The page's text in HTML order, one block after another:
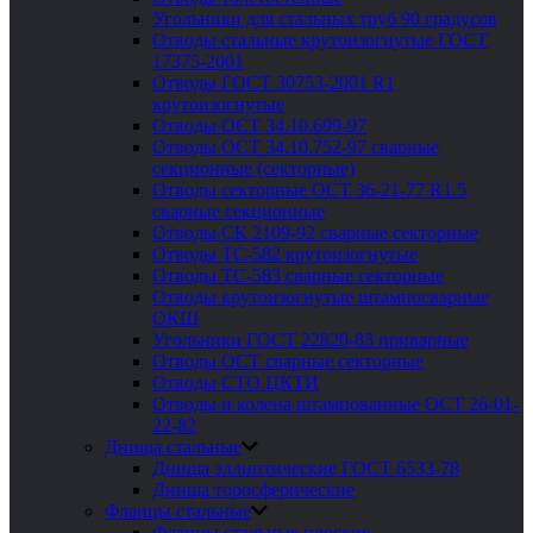
Угольники для стальных труб 90 градусов
Отводы стальные крутоизогнутые ГОСТ
17375-2001
Отводы ГОСТ 30753-2001 R1
крутоизогнутые
Отводы ОСТ 34.10.699-97
Отводы ОСТ 34.10.752-97 сварные
секционные (секторные)
Отводы секторные ОСТ 36-21-77 R1.5
сварные секционные
Отводы СК 2109-92 сварные секторные
Отводы ТС-582 крутоизогнутые
Отводы ТС-583 сварные секторные
Отводы крутоизогнутые штампосварные
ОКШ
Угольники ГОСТ 22820-83 приварные
Отводы ОСТ сварные секторные
Отводы СТО ЦКТИ
Отводы и колена штампованные ОСТ 26-01-
22-82
Днища стальные
Днища эллиптические ГОСТ 6533-78
Днища торосферические
Фланцы стальные